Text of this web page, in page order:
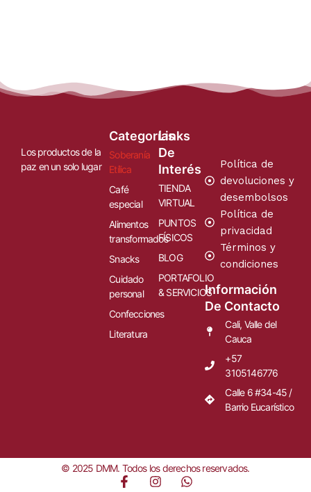
Los productos de la
paz en un solo lugar
Categorías
Soberanía
Etílica
Café
especial
Alimentos
transformados
Snacks
Cuidado
personal
Confecciones
Literatura
Links
De
Interés
TIENDA
VIRTUAL
PUNTOS
FÍSICOS
BLOG
PORTAFOLIO
& SERVICIOS
Política de
devoluciones y
desembolsos
Política de
privacidad
Términos y
condiciones
Información
De Contacto
Cali, Valle del
Cauca
+57
3105146776
Calle 6 #34-45 /
Barrio Eucarístico
© 2025 DMM. Todos los derechos reservados.